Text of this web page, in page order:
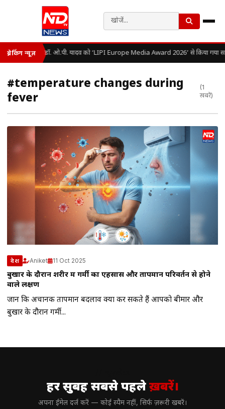
ब्रेकिंग न्यूज़ डॉ. ओ.पी. यादव को ‘LIPI Europe Media Award 2026’ से किया गया
#temperature changes during
fever
(1
खबरें)
देश Aniket 11 Oct 2025
बुखार के दौरान शरीर में गर्मी का एहसास और तापमान परिवर्तन से होने
वाले लक्षण
जानें कि अचानक तापमान बदलाव क्यों कर सकते हैं आपको बीमार और
बुखार के दौरान गर्मी...
हर सुबह सबसे पहलेख़बरें।
अपना ईमेल दर्ज करें — कोई स्पैम नहीं, सिर्फ ज़रूरी खबरें।